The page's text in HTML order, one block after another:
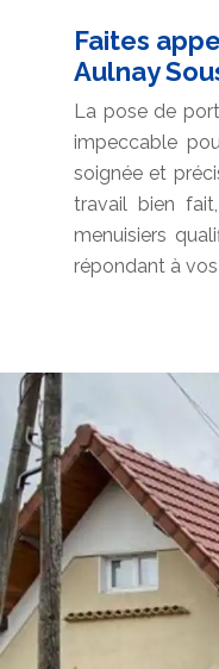
Faites
Aulnay
La pose de
impeccable
soignée et
travail bien
menuisiers
répondant à